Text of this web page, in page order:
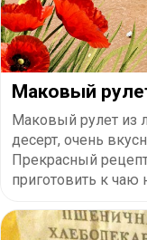
Маковый
Маковый рулет из
десерт, очень
Прекрасный рецепт
приготовить к чаю